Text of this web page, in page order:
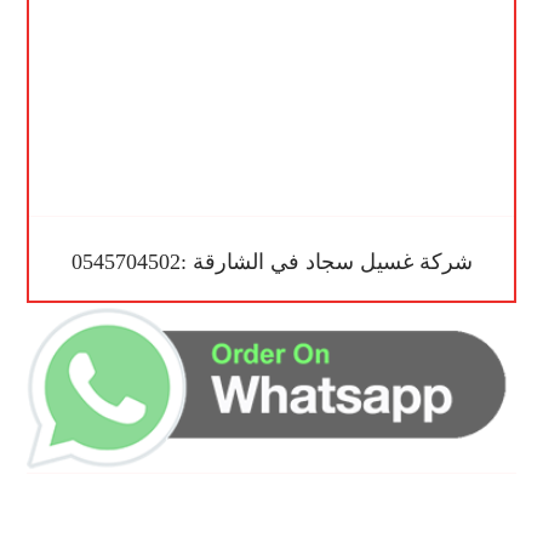
شركة غسيل سجاد في الشارقة :0545704502